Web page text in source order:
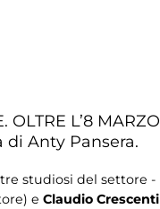
L’8
di Anty Pansera.
studiosi del settore -
e Claudio